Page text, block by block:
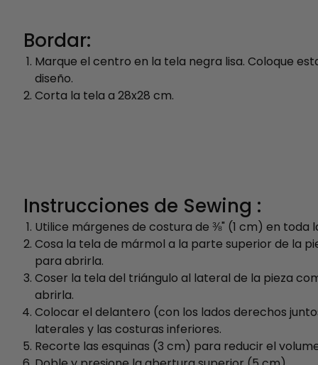
Bordar:
Marque el centro en la tela negra lisa. Coloque
diseño.
Corta la tela a 28x28 cm.
Instrucciones de Sewing :
Utilice márgenes de costura de ⅜" (1 cm) en toda
Cosa la tela de mármol a la parte superior de la
para abrirla.
Coser la tela del triángulo al lateral de la pieza
abrirla.
Colocar el delantero (con los lados derechos
laterales y las costuras inferiores.
Recorte las esquinas (3 cm) para reducir el